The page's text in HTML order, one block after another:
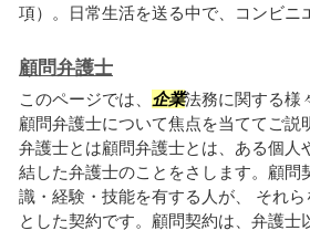
項）。日常生活を送る中で、コンビニ
顧問弁護士
このページでは、 企業法務に関する様
顧問弁護士について焦点を当ててご説
弁護士とは顧問弁護士とは、ある個人
結した弁護士のことをさします。顧問
識・経験・技能を有する人が、 それ
とした契約です。顧問契約は、弁護士